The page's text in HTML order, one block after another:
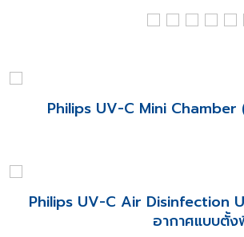
Philips UV-C Mini Chamber
Philips UV-C Air Disinfection
อากาศแบบตั้